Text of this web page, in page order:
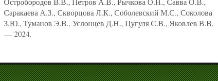
Саракаева А.З., Скворцова Л.К., Соболевский М.С., Соколова
З.Ю., Туманов Э.В., Услонцев Д.Н., Цугуля С.В., Яковлев В.В.
— 2024.